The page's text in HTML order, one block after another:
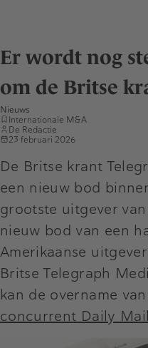
Er wordt nog
om de Britse
Nieuws
Internationale M&A
De Redactie
23 februari 2026
De Britse krant
een nieuw bod
grootste uitgever
nieuw bod van een
Amerikaanse
Britse Telegraph
kan de overname
concurrent Daily Mail